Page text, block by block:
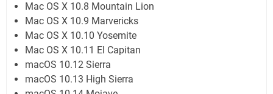
Mac OS X 10.8 Mountain Lion
Mac OS X 10.9 Marvericks
Mac OS X 10.10 Yosemite
Mac OS X 10.11 El Capitan
macOS 10.12 Sierra
macOS 10.13 High Sierra